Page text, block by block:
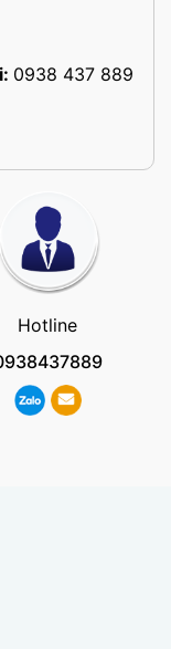
0938 437 889
Hotline